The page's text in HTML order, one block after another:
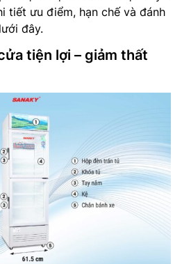
tiết ưu điểm, hạn chế và đánh
đây.
tiện lợi – giảm thất